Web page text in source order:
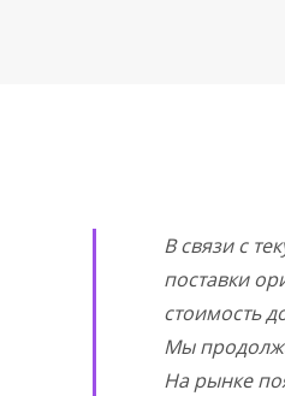
В связи с
поставки
стоимость
Мы
На рынке